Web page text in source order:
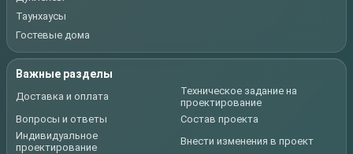
Таунхаусы
Гостевые дома
Важные разделы
Доставка и оплата
Техническое задание на
проектирование
Вопросы и ответы
Состав проекта
Индивидуальное
проектирование
Внести изменения в проект